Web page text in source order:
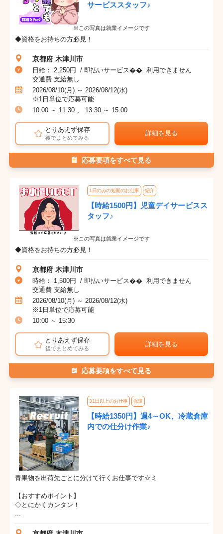
サービススタッフ♪
※この写真は就業イメージです
◆資格をお持ちの方必見！
京都府 木津川市
日給： 2,250円 / 即払いサービス�� 利用できません
交通費 支給無し
2026/08/10(月) ～ 2026/08/12(水)
※1日単位で応募可能
10:00 ～ 11:30 、 13:30 ～ 15:00
とりあえず保存
後でまとめてみる
詳細を見る
応募要項をすべて見る
1日のみの短期のお仕事 紹介
【時給1500円】児童デイサービスス
タッフ♪
※この写真は就業イメージです
◆資格をお持ちの方必見！
京都府 木津川市
時給： 1,500円 / 即払いサービス�� 利用できません
交通費 支給無し
2026/08/10(月) ～ 2026/08/12(水)
※1日単位で応募可能
10:00 ～ 15:30
とりあえず保存
後でまとめてみる
詳細を見る
応募要項をすべて見る
31日以上のお仕事 派遣
【時給1350円】週4～OK、冷蔵倉庫
内での仕分け作業♪
青果物を出荷先ごとに分けて行くお仕事です☆ミ
【おすすめポイント】
◇とにかくカンタン！
...